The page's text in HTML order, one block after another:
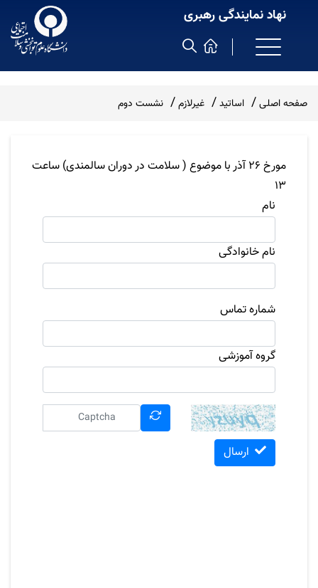
نهاد نمایندگی رهبری
صفحه اصلی اساتید غیرلازم نشست دوم
مورخ 26 آذر با موضوع ( سلامت در دوران سالمندی) ساعت
13
نام
نام خانوادگی
شماره تماس
گروه آموزشی
ارسال